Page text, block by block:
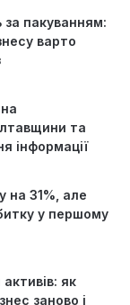
пакуванням:
варто
та
інформації
на 31%, але
у першому
як
заново і